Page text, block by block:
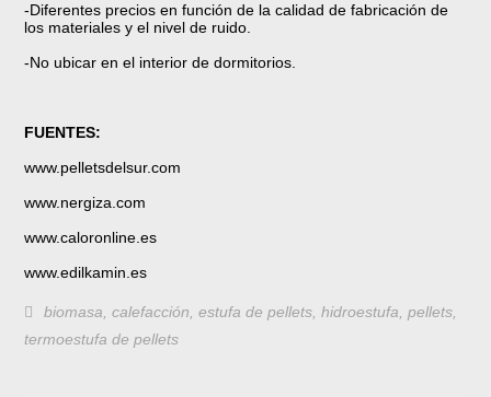
-Diferentes precios en función de la calidad de fabricación de
los materiales y el nivel de ruido.
-No ubicar en el interior de dormitorios.
FUENTES:
www.pelletsdelsur.com
www.nergiza.com
www.caloronline.es
www.edilkamin.es
biomasa ,calefacción ,estufa de pellets ,hidroestufa ,pellets
termoestufa de pellets